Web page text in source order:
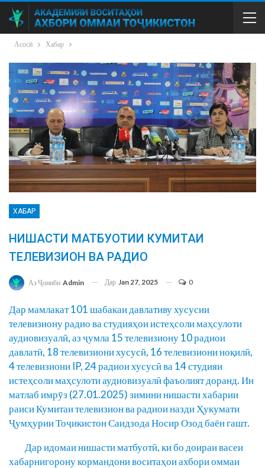
Асосӣ Хабар
ХАБАР
НИШАСТИ МАТБУОТИИ КУМИТАИ
ТЕЛЕВИЗИОН ВА РАДИО
Аз Ҷониби Admin Дар Jan 27, 2025 0
Дар мамлакат 101 шабакаи давлативу хусусии
телевизиону радио ва студияҳои истеҳсоли маҳсулоти
аудиовизуалӣ, аз ҷумла 15 телевизиону 10 радиои
давлатӣ, 18 телевизиони хусусӣ, 16 телевизиони ноқилӣ,
4 телевизиони IP, 24 радиои хусусӣ ва 14 студияи
истеҳсоли маҳсулоти аудиовизуалӣ фаъолият доранд. Ин
матлаб имрӯз (27.01.2025) зимини нишасти хабарии
раиси Кумитаи телевизион ва радиои назди Ҳукумати
Ҷумҳурии Тоҷикистон Саидзода Носир Озод баён гашт.
Дар идомаи нишасти матбуотӣ, ки бо доираи васеи
хабарнигорону кормандони воситаҳои ахбори оммаи